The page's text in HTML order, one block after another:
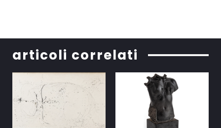
articoli correlati